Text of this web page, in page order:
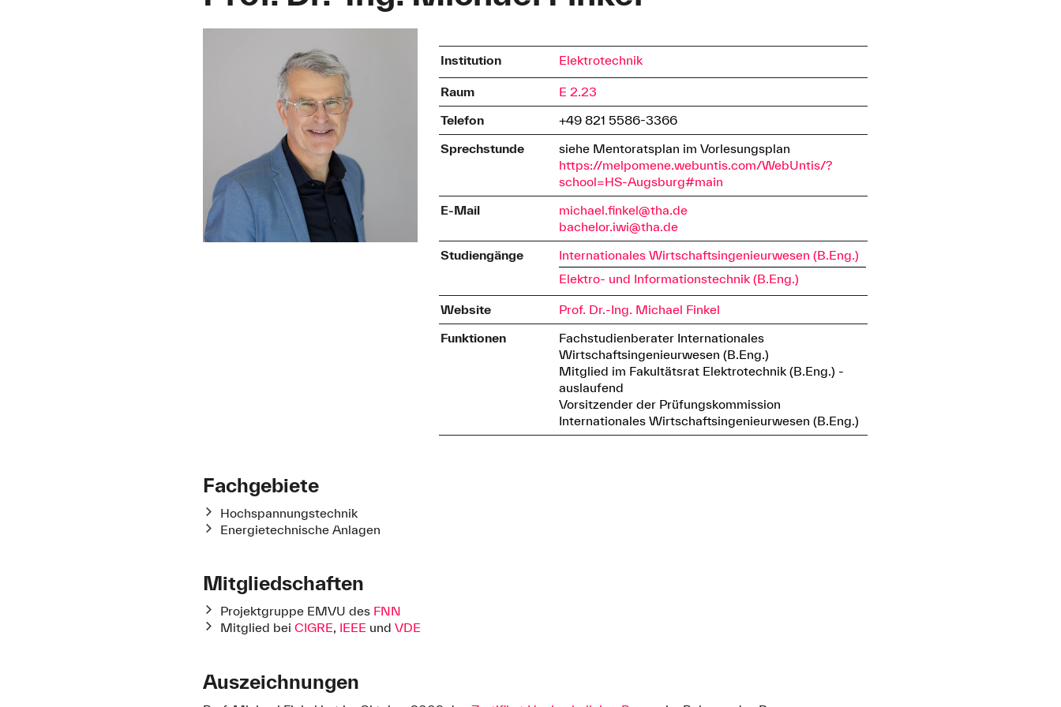
Institution Elektrotechnik
Raum
E 2.23
Telefon
+49 821 5586-3366
Sprechstunde
siehe Mentoratsplan im Vorlesungsplan
https://melpomene.webuntis.com/WebUntis/?
school=HS-Augsburg#main
E-Mail
michael.finkel@tha.de
bachelor.iwi@tha.de
Studiengänge
Internationales Wirtschaftsingenieurwesen (B.Eng.)
Elektro- und Informationstechnik (B.Eng.)
Website
Prof. Dr.-Ing. Michael Finkel
Funktionen
Fachstudienberater Internationales
Wirtschaftsingenieurwesen (B.Eng.)
Mitglied im Fakultätsrat Elektrotechnik (B.Eng.) -
auslaufend
Vorsitzender der Prüfungskommission
Internationales Wirtschaftsingenieurwesen (B.Eng.)
Fachgebiete
Hochspannungstechnik
Energietechnische Anlagen
Mitgliedschaften
Projektgruppe EMVU des FNN
Mitglied beiCIGRE, IEEE undVDE
Auszeichnungen